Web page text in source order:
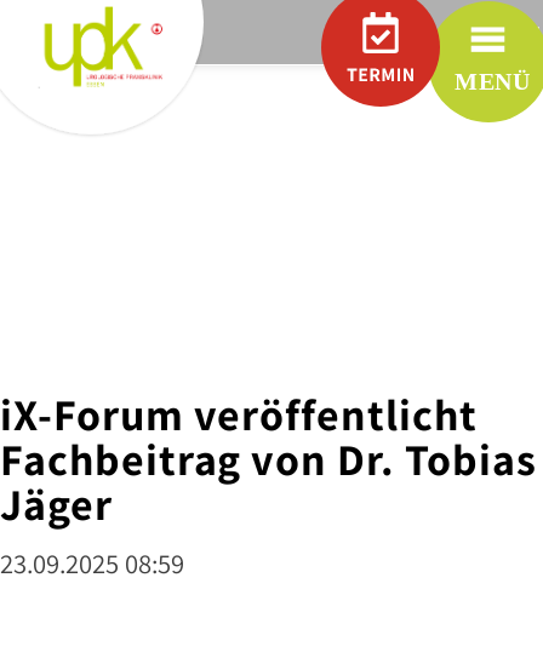
UROLOGIE
IN
MÜLHEIM
CHARITY
PARTNER
LINKS
iX-Forum veröffentlicht
Fachbeitrag von Dr. Tobias
Jäger
23.09.2025 08:59